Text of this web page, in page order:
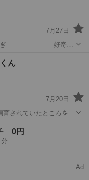
7月27日
少しかぎ 好奇心
終了】 優（メス）
ラ
ん
7月20日
されていたところを保
て自分らしさを取り戻
0円
Ad